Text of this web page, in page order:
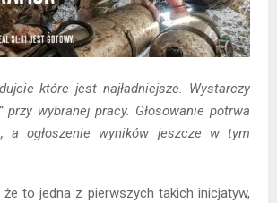
które jest najładniejsze. Wystarczy
przy wybranej pracy. Głosowanie potrwa
a ogłoszenie wyników jeszcze w tym
że to jedna z pierwszych takich inicjatyw,